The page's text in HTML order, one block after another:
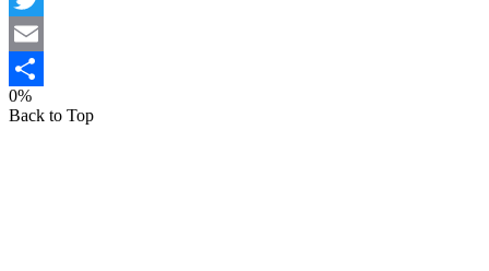
Twitter
Email
Share
0%
Back to Top